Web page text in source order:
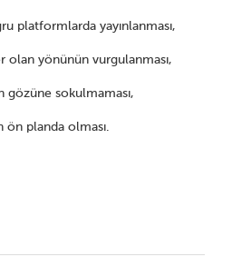
yayınlanması,
yönünün vurgulanması,
sokulmaması,
ön planda olması.